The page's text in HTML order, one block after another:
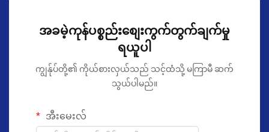
အခမဲ့ကုန်ပစ္စည်းစျေးကွက်တွက်ချက်မှု
ရယူပါ
ကျွန်ုပ်တို့၏ ကိုယ်စားလှယ်သည် သင့်ထံသို့ မကြာမီ ဆက်
သွယ်ပါမည်။
အီးမေးလ်